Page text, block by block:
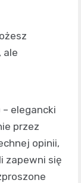
ale
– elegancki
przez
opinii,
zapewni się